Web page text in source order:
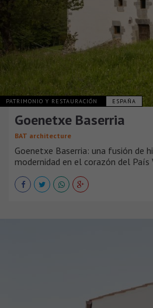
PATRIMONIO Y RESTAURACIÓN ESPAÑA
Goenetxe Baserria
BAT architecture
Goenetxe Baserria: una fusión de
modernidad en el corazón del País